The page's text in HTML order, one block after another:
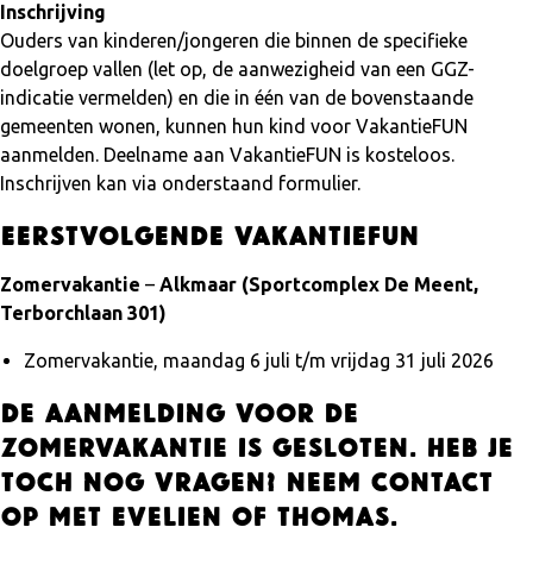
Inschrijving
Ouders van kinderen/jongeren die binnen de specifieke
doelgroep vallen (let op, de aanwezigheid van een GGZ-
indicatie vermelden) en die in één van de bovenstaande
gemeenten wonen, kunnen hun kind voor VakantieFUN
aanmelden. Deelname aan VakantieFUN is kosteloos.
Inschrijven kan via onderstaand formulier.
EERSTVOLGENDE VAKANTIEFUN
Zomervakantie – Alkmaar (Sportcomplex De Meent,
Terborchlaan 301)
Zomervakantie, maandag 6 juli t/m vrijdag 31 juli 2026
De aanmelding voor de
zomervakantie is gesloten. Heb je
toch nog vragen? Neem contact
op met Evelien of Thomas.